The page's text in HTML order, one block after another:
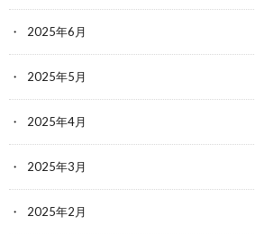
2025年6月
2025年5月
2025年4月
2025年3月
2025年2月